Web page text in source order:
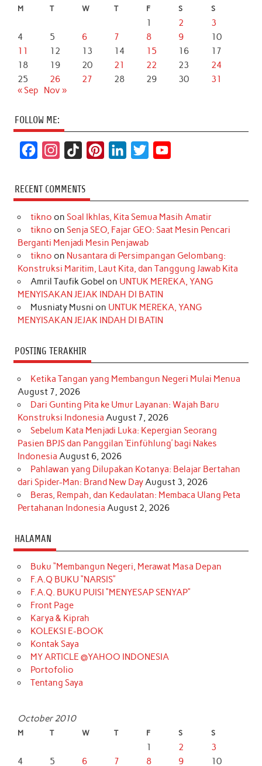
M T W T F S S
1 2
3
4
5 6 7 8 9
10
11
12 13 14 15 16
17
18
19 20 21 22 23
24
25
26 27 28 29 30
31
« Sep
Nov »
FOLLOW ME:
c
e
b
o
k
s
t
a
r
a
m
k
T
o
k
t
e
r
e
s
t
k
e
d
I
n
t
t
r
T
u
e
RECENT COMMENTS
tikno on Soal Ikhlas, Kita Semua Masih Amatir
tikno on Senja SEO, Fajar GEO: Saat Mesin Pencari
Berganti Menjadi Mesin Penjawab
tikno on Nusantara di Persimpangan Gelombang:
Konstruksi Maritim, Laut Kita, dan Tanggung Jawab Kita
Amril Taufik Gobel on UNTUK MEREKA, YANG
MENYISAKAN JEJAK INDAH DI BATIN
Musniaty Musni on UNTUK MEREKA, YANG
MENYISAKAN JEJAK INDAH DI BATIN
POSTING TERAKHIR
Ketika Tangan yang Membangun Negeri Mulai Menua
August 7, 2026
Dari Gunting Pita ke Umur Layanan: Wajah Baru
Konstruksi Indonesia August 7, 2026
Sebelum Kata Menjadi Luka: Kepergian Seorang
Pasien BPJS dan Panggilan ‘Einfühlung’ bagi Nakes
Indonesia August 6, 2026
Pahlawan yang Dilupakan Kotanya: Belajar Bertahan
dari Spider-Man: Brand New DayAugust 3, 2026
Beras, Rempah, dan Kedaulatan: Membaca Ulang Peta
Pertahanan Indonesia August 2, 2026
HALAMAN
Buku “Membangun Negeri, Merawat Masa Depan
F.A.Q BUKU “NARSIS”
F.A.Q. BUKU PUISI “MENYESAP SENYAP”
Front Page
Karya & Kiprah
KOLEKSI E-BOOK
Kontak Saya
MY ARTICLE @YAHOO INDONESIA
Portofolio
Tentang Saya
October 2010
M T W T F S S
1 2
3
4
5 6 7 8 9 10